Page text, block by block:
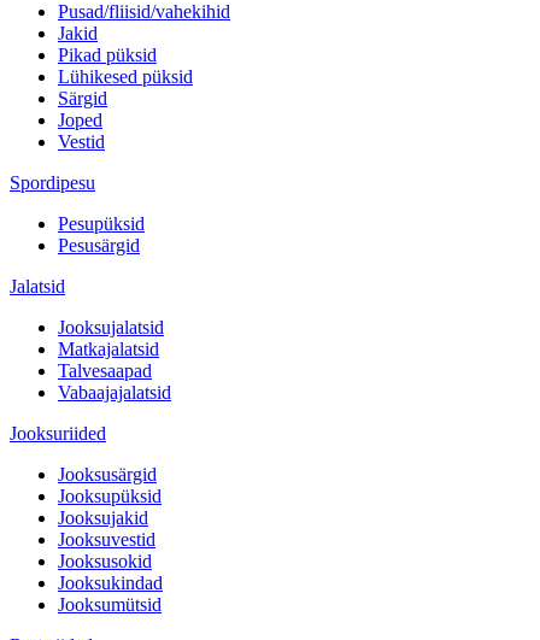
Pusad/fliisid/vahekihid
Jakid
Pikad püksid
Lühikesed püksid
Särgid
Joped
Vestid
Spordipesu
Pesupüksid
Pesusärgid
Jalatsid
Jooksujalatsid
Matkajalatsid
Talvesaapad
Vabaajajalatsid
Jooksuriided
Jooksusärgid
Jooksupüksid
Jooksujakid
Jooksuvestid
Jooksusokid
Jooksukindad
Jooksumütsid